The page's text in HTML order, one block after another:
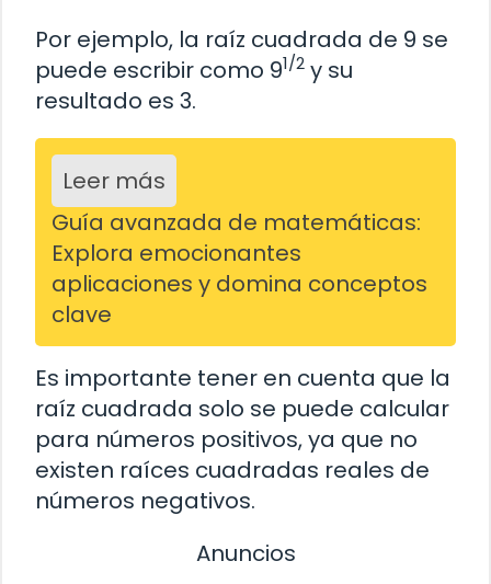
Por ejemplo, la raíz cuadrada de 9 se
puede escribir como 91/2 y su
resultado es 3.
Leer más
Guía avanzada de matemáticas:
Explora emocionantes
aplicaciones y domina conceptos
clave
Es importante tener en cuenta que la
raíz cuadrada solo se puede calcular
para números positivos, ya que no
existen raíces cuadradas reales de
números negativos.
Anuncios